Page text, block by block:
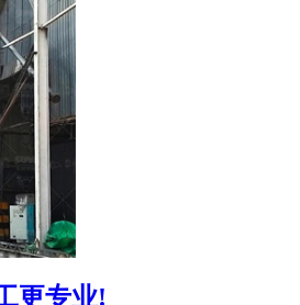
更专业!